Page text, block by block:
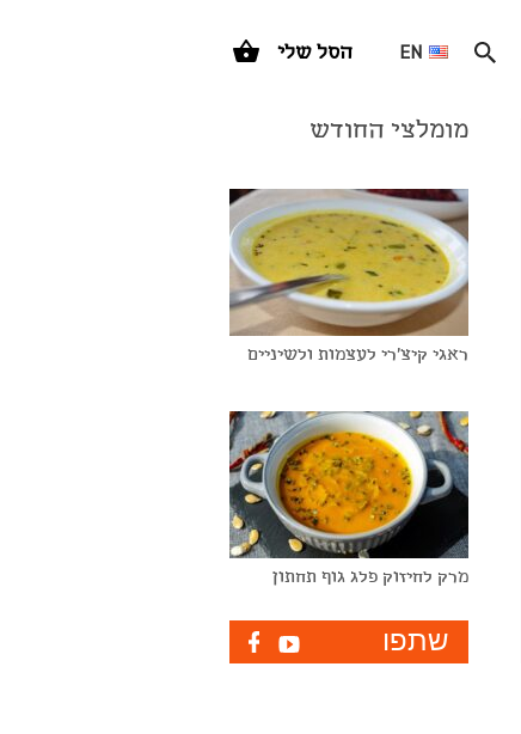
EN הסל שלי
מומלצי החודש
ראגי קיצ'רי לעצמות ולשיניים
מרק לחיזוק פלג גוף תחתון
שתפו